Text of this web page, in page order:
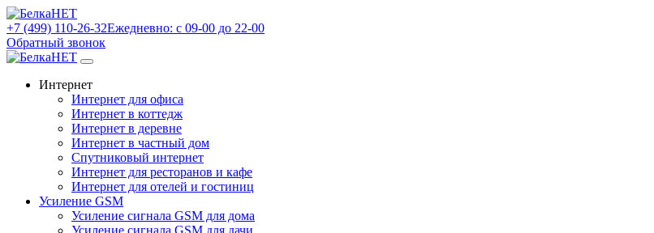
+7 (499) 110-26-32Ежедневно: с 09-00 до 22-00
Обратный звонок
Интернет
Интернет для офиса
Интернет в коттедж
Интернет в деревне
Интернет в частный дом
Спутниковый интернет
Интернет для ресторанов и кафе
Интернет для отелей и гостиниц
Усиление GSM
Усиление сигнала GSM для дома
Усиление сигнала GSM для дачи